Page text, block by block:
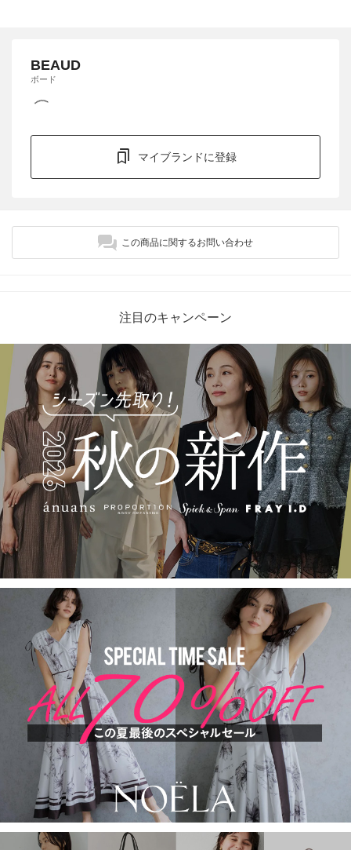
BEAUD
ボード
マイブランドに登録
この商品に関するお問い合わせ
注目のキャンペーン